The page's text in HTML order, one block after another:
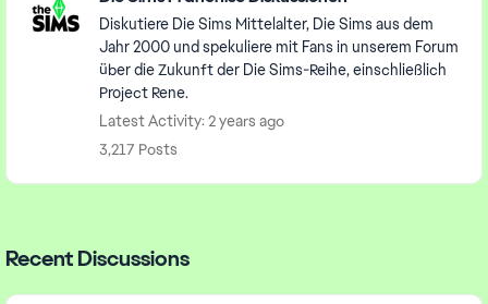
Diskutiere Die Sims Mittelalter, Die Sims aus dem
Jahr 2000 und spekuliere mit Fans in unserem Forum
über die Zukunft der Die Sims-Reihe, einschließlich
Project Rene.
Latest Activity: 2 years ago
3,217 Posts
Recent Discussions